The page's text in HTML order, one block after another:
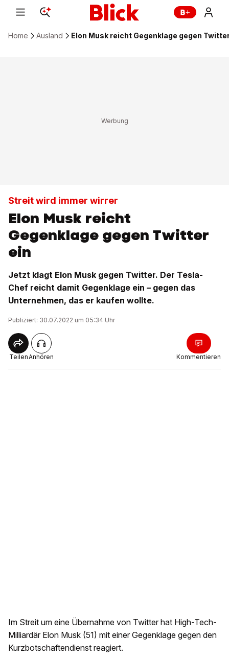
Home Ausland Elon Musk reicht Gegenklage gegen
Streit wird immer wirrer
Elon Musk reicht
Gegenklage gegen Twitter
ein
Jetzt klagt Elon Musk gegen Twitter. Der Tesla-
Chef reicht damit Gegenklage ein – gegen das
Unternehmen, das er kaufen wollte.
Publiziert: 30.07.2022 um 05:34 Uhr
TeilenAnhören Kommentieren
Im Streit um eine Übernahme von Twitter hat High-Tech-
Milliardär Elon Musk (51) mit einer Gegenklage gegen den
Kurzbotschaftendienst reagiert.